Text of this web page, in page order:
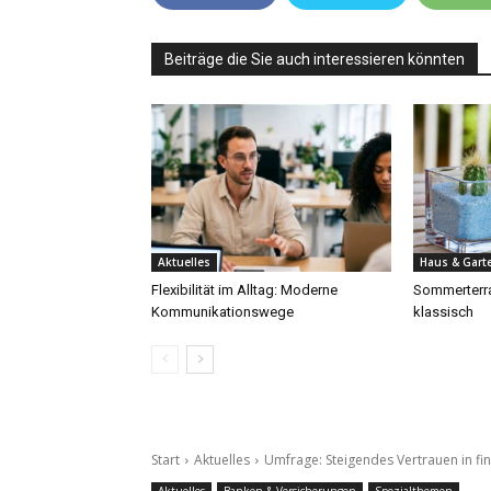
Beiträge die Sie auch interessieren könnten
Aktuelles
Flexibilität im Alltag: Moderne
Kommunikationswege
Haus &
klassisch